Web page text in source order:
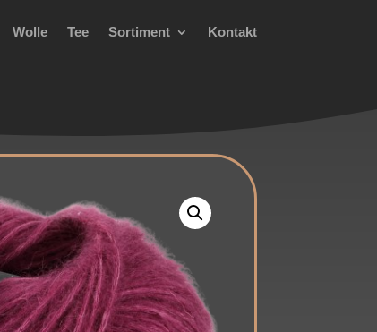
Wolle Tee Sortiment Kontakt